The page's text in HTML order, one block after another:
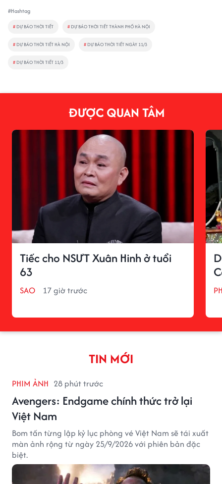
#Hashtag
# DỰ BÁO THỜI TIẾT # DỰ BÁO THỜI TIẾT THÀNH PHỐ HÀ NỘI
# DỰ BÁO THỜI TIẾT HÀ NỘI # DỰ BÁO THỜI TIẾT NGÀY 11/3
# DỰ BÁO THỜI TIẾT 11/3
ĐƯỢC QUAN TÂM
Tiếc cho NSƯT Xuân Hinh ở tuổi
63
SAO 17 giờ trước
TIN MỚI
PHIM ẢNH 28 phút trước
Avengers: Endgame chính thức trở lại
Việt Nam
Bom tấn từng lập kỷ lục phòng vé Việt Nam sẽ tái xuất
màn ảnh rộng từ ngày 25/9/2026 với phiên bản đặc
biệt.